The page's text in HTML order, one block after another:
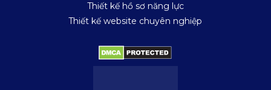
Thiết kế hồ sơ năng lực
Thiết kế website chuyên nghiệp